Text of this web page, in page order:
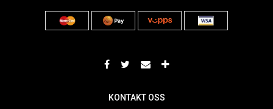
KONTAKT OSS